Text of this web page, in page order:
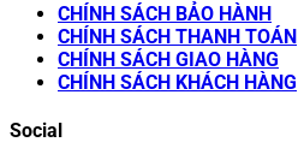
CHÍNH SÁCH BẢO HÀNH
CHÍNH SÁCH THANH TOÁN
CHÍNH SÁCH GIAO HÀNG
CHÍNH SÁCH KHÁCH HÀNG
Social